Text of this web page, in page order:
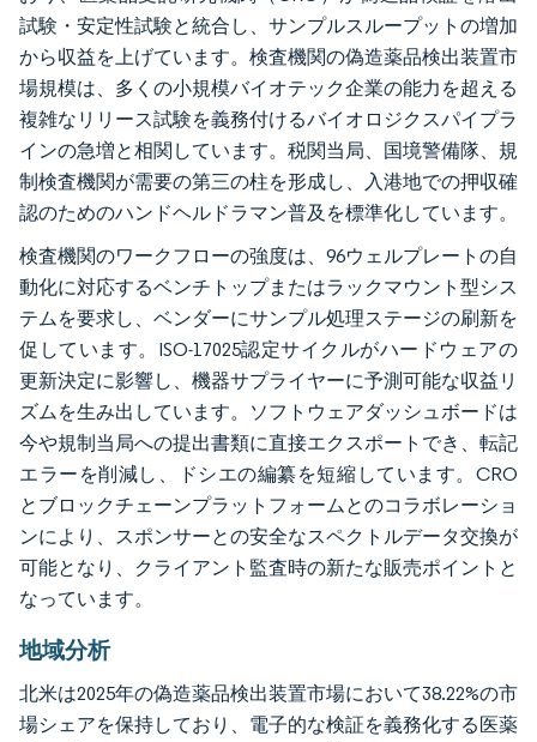
試験・安定性試験と統合し、サンプルスループットの増加
から収益を上げています。検査機関の偽造薬品検出装置市
場規模は、多くの小規模バイオテック企業の能力を超える
複雑なリリース試験を義務付けるバイオロジクスパイプラ
インの急増と相関しています。税関当局、国境警備隊、規
制検査機関が需要の第三の柱を形成し、入港地での押収確
認のためのハンドヘルドラマン普及を標準化しています。
検査機関のワークフローの強度は、96ウェルプレートの自
動化に対応するベンチトップまたはラックマウント型シス
テムを要求し、ベンダーにサンプル処理ステージの刷新を
促しています。ISO-17025認定サイクルがハードウェアの
更新決定に影響し、機器サプライヤーに予測可能な収益リ
ズムを生み出しています。ソフトウェアダッシュボードは
今や規制当局への提出書類に直接エクスポートでき、転記
エラーを削減し、ドシエの編纂を短縮しています。CRO
とブロックチェーンプラットフォームとのコラボレーショ
ンにより、スポンサーとの安全なスペクトルデータ交換が
可能となり、クライアント監査時の新たな販売ポイントと
なっています。
地域分析
北米は2025年の偽造薬品検出装置市場において38.22%の市
場シェアを保持しており、電子的な検証を義務化する医薬